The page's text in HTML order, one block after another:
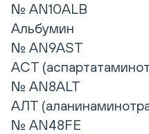
№ AN10ALB
Альбумин
№ AN9AST
АСТ
№ AN8ALT
АЛТ
№ AN48FE